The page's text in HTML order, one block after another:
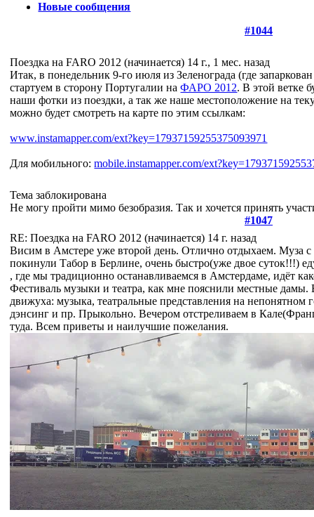
Новые сообщения
#1044
Поездка на FARO 2012 (начинается) 14 г., 1 мес. назад
Итак, в понедельник 9-го июля из Зеленограда (где
стартуем в сторону Португалии наФАРО 2012. В этой ветке
наши фотки из поездки, а так же наше местоположение на
можно будет смотреть на карте по этим ссылкам:
www.instamapper.com/ext?key=17937159255375093971
Для мобильного:mobile.instamapper.com/
Тема заблокирована
Не могу пройти мимо безобразия. Так и хочется принять
#1047
RE: Поездка на FARO 2012 (начинается) 14 г. назад
Висим в Амстере уже второй день. Отлично отдыхаем. Муза
покинули Табор в Берлине, очень быстро(уже двое суток!!!)
, где мы традиционно останавливаемся в Амстердаме, идёт
Фестиваль музыки и театра, как мне пояснили местные дамы.
движуха: музыка, театральные представления на непонятном
дэнсинг и пр. Прыкольно. Вечером отстреливаем в
туда. Всем приветы и наилучшие пожелания.